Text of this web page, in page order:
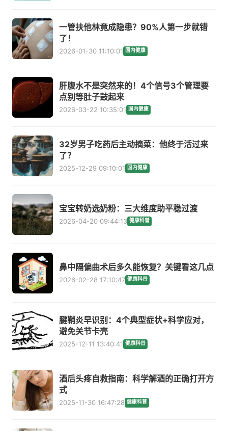
一管扶他林竟成隐患？90%人第一步就错
了！
2026-01-30 11:10:01 国内健康
肝腹水不是突然来的！4个信号3个管理要
点别等肚子鼓起来
2026-03-22 10:35:01 国内健康
32岁男子吃药后主动摘菜：他终于活过来
了？
2025-12-29 09:10:01 国内健康
宝宝转奶选奶粉：三大维度助平稳过渡
2026-04-20 09:44:13 健康科普
鼻中隔偏曲术后多久能恢复？关键看这几点
2026-02-28 17:10:47 健康科普
腱鞘炎早识别：4个典型症状+科学应对，
避免关节卡壳
2025-12-11 13:40:41 健康科普
酒后头疼自救指南：科学解酒的正确打开方
式
2025-11-30 16:47:28 健康科普